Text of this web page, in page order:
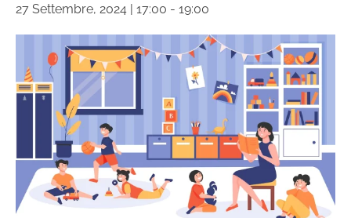
27 Settembre, 2024 | 17:00 - 19:00